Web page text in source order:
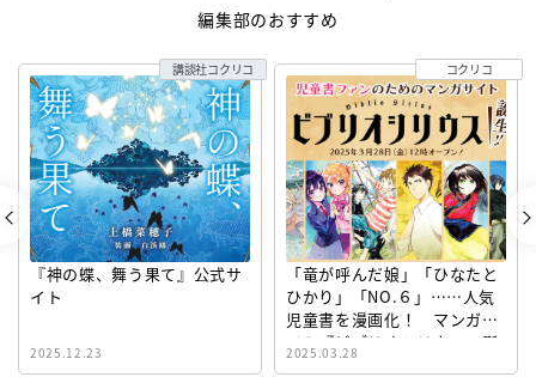
編集部のおすすめ
『神の蝶、舞う果て』公式サ
イト
2025.12.23
講談社コクリコ
「竜が呼んだ娘」「ひなたと
ひかり」「NO.６」……人気
児童書を漫画化！ マンガサ
イト『ビブリオシリウス』誕
生！
2025.03.28
コクリコ